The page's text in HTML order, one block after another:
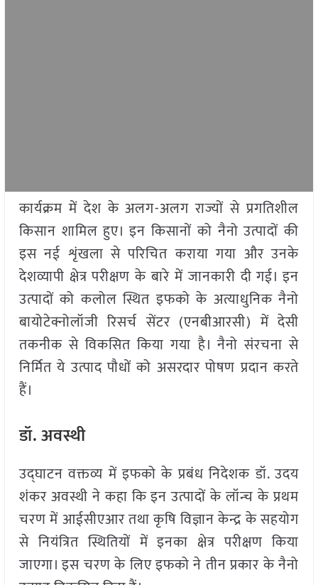
कार्यक्रम में देश के अलग-अलग राज्यों से प्रगतिशील
किसान शामिल हुए। इन किसानों को नैनो उत्पादों की
इस नई शृंखला से परिचित कराया गया और उनके
देशव्यापी क्षेत्र परीक्षण के बारे में जानकारी दी गई। इन
उत्पादों को कलोल स्थित इफको के अत्याधुनिक नैनो
बायोटेक्नोलॉजी रिसर्च सेंटर (एनबीआरसी) में देसी
तकनीक से विकसित किया गया है। नैनो संरचना से
निर्मित ये उत्पाद पौधों को असरदार पोषण प्रदान करते
हैं।
डॉ. अवस्थी
उद्घाटन वक्तव्य में इफको के प्रबंध निदेशक डॉ. उदय
शंकर अवस्थी ने कहा कि इन उत्पादों के लॉन्च के प्रथम
चरण में आईसीएआर तथा कृषि विज्ञान केन्द्र के सहयोग
से नियंत्रित स्थितियों में इनका क्षेत्र परीक्षण किया
जाएगा। इस चरण के लिए इफको ने तीन प्रकार के नैनो